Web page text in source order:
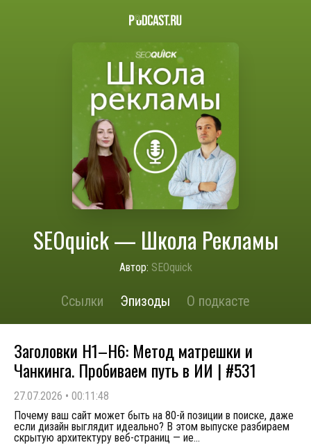
SEOquick — Школа Рекламы
Автор: SEOquick
Ссылки Эпизоды О подкасте
Заголовки H1–H6: Метод матрешки и
Чанкинга. Пробиваем путь в ИИ | #531
27.07.2026 • 00:11:48
Почему ваш сайт может быть на 80-й позиции в поиске, даже
если дизайн выглядит идеально? В этом выпуске разбираем
скрытую архитектуру веб-страниц — ие...